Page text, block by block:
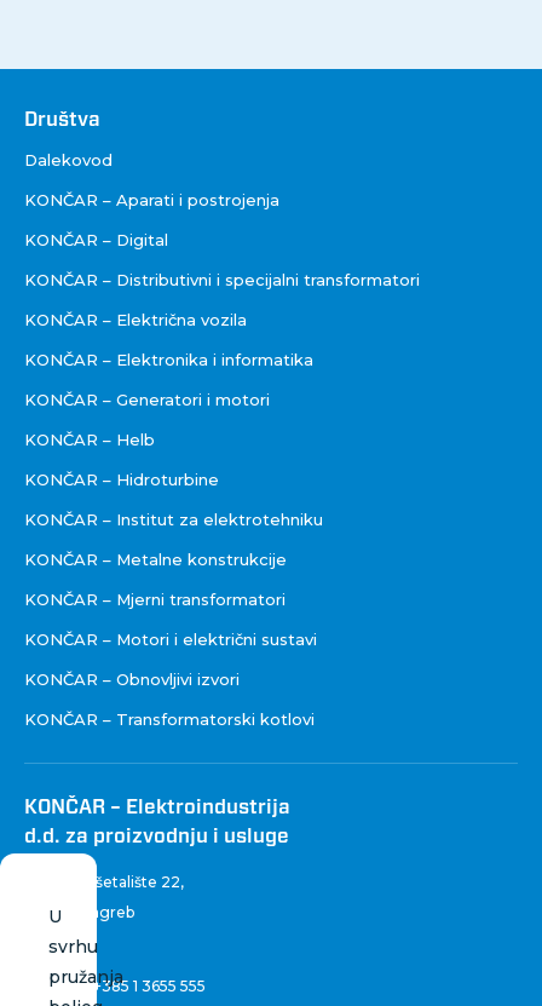
Društva
Društva
Dalekovod
KONČAR – Aparati i postrojenja
KONČAR – Digital
KONČAR – Distributivni i specijalni transformatori
KONČAR – Električna vozila
KONČAR – Elektronika i informatika
KONČAR – Generatori i motori
KONČAR – Helb
KONČAR – Hidroturbine
KONČAR – Institut za elektrotehniku
KONČAR – Metalne konstrukcije
KONČAR – Mjerni transformatori
KONČAR – Motori i električni sustavi
KONČAR – Obnovljivi izvori
KONČAR – Transformatorski kotlovi
KONČAR – Elektroindustrija
d.d. za proizvodnju i usluge
Fallerovo šetalište 22,
10 000 Zagreb
Hrvatska
Centrala:+385 1 3655 555
U
svrhu
pružanja